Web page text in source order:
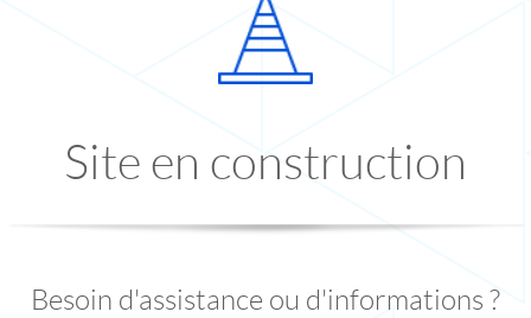
Site en construction
Besoin d'assistance ou d'informations ?